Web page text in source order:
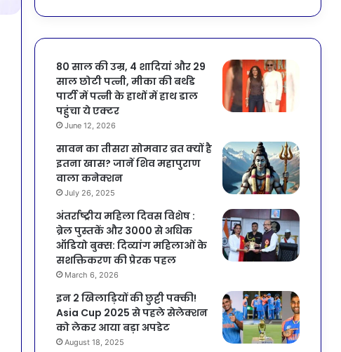
80 साल की उम्र, 4 शादियां और 29
साल छोटी पत्नी, मीका की बर्थडे
पार्टी में पत्नी के हाथों में हाथ डाल
पहुंचा ये एक्टर
June 12, 2026
सावन का तीसरा सोमवार व्रत क्यों है
इतना खास? जानें शिव महापुराण
वाला कनेक्शन
July 26, 2025
अंतर्राष्ट्रीय महिला दिवस विशेष :
ब्रेल पुस्तकें और 3000 से अधिक
ऑडियो बुक्स: दिव्यांग महिलाओं के
सशक्तिकरण की प्रेरक पहल
March 6, 2026
इन 2 खिलाड़ियों की छुट्टी पक्की!
Asia Cup 2025 से पहले सेलेक्शन
को लेकर आया बड़ा अपडेट
August 18, 2025